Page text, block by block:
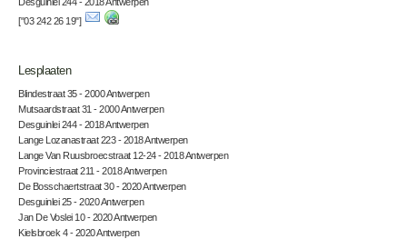
Desguinlei 244 - 2018 Antwerpen
["03 242 26 19"]
Lesplaaten
Blindestraat 35 - 2000 Antwerpen
Mutsaardstraat 31 - 2000 Antwerpen
Desguinlei 244 - 2018 Antwerpen
Lange Lozanastraat 223 - 2018 Antwerpen
Lange Van Ruusbroecstraat 12-24 - 2018 Antwerpen
Provinciestraat 211 - 2018 Antwerpen
De Bosschaertstraat 30 - 2020 Antwerpen
Desguinlei 25 - 2020 Antwerpen
Jan De Voslei 10 - 2020 Antwerpen
Kielsbroek 4 - 2020 Antwerpen